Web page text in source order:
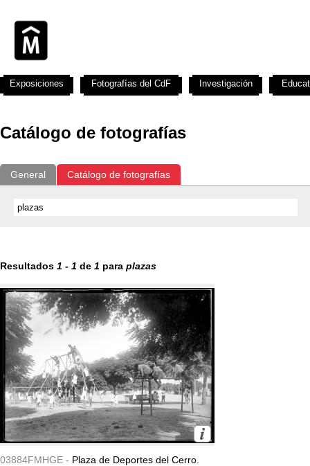
Catálogo de fotografías
General Catálogo de fotografías
Resultados 1 - 1 de 1 para plazas
03884FMHGE - Plaza de Deportes del Cerro.
Exposiciones Fotografías del CdF Investigación